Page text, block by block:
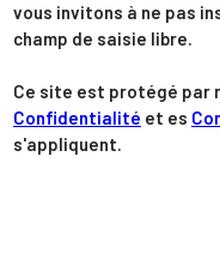
vous invitons à ne pas
champ de saisie libre.
Ce site est protégé par
Confidentialité et es
s'appliquent.